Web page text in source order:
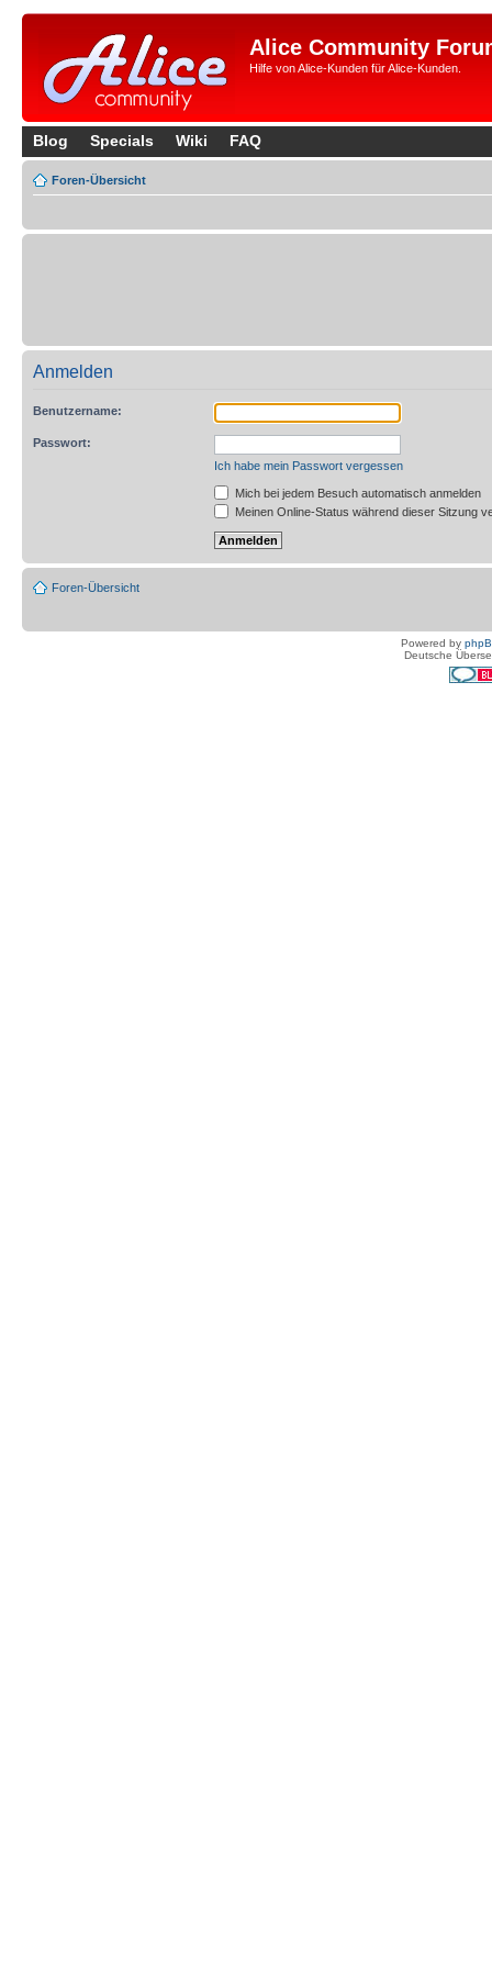
Alice Community
Hilfe von Alice-Kunden für Alice-Kunden.
Blog Specials Wiki FAQ
Foren-Übersicht
Anmelden
Benutzername:
Passwort:
Ich habe mein Passwort vergessen
Mich bei jedem Besuch automatisch anmelden
Meinen Online-Status während dieser Sitzung
Foren-Übersicht
Powered by
Deutsche